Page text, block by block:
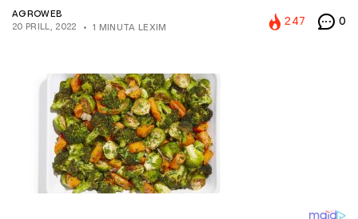
AGROWEB
20 PRILL, 2022
1 MINUTA LEXIM
247 0